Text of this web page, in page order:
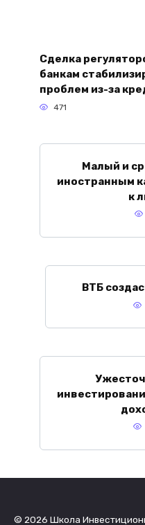
Сделка
банкам
проблем из-за
471
Малый и
иностранным
к
ВТБ
© 2026 Школа